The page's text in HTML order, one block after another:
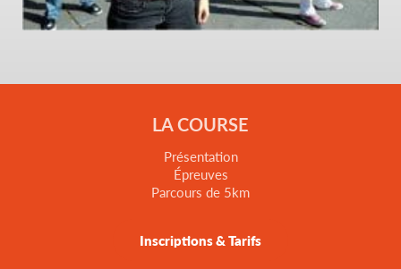
LA COURSE
Présentation
Épreuves
Parcours de 5km
Inscriptions & Tarifs